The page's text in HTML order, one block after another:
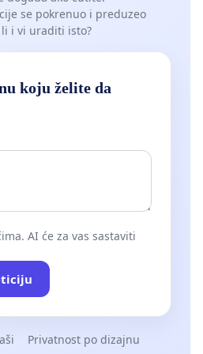
se pokrenuo i preduzeo
i vi uraditi isto?
koju želite da
AI će za vas sastaviti
Privatnost po dizajnu